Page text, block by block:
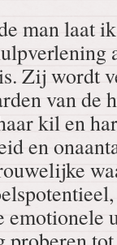
man laat
Zij wordt
van de
kil en
en